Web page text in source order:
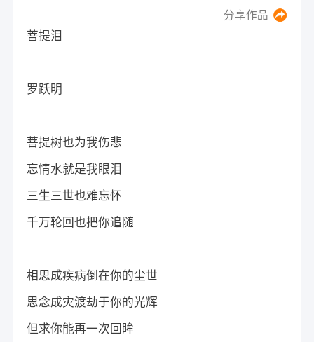
分享作品
菩提泪
罗跃明
菩提树也为我伤悲
忘情水就是我眼泪
三生三世也难忘怀
千万轮回也把你追随
相思成疾病倒在你的尘世
思念成灾渡劫于你的光辉
但求你能再一次回眸